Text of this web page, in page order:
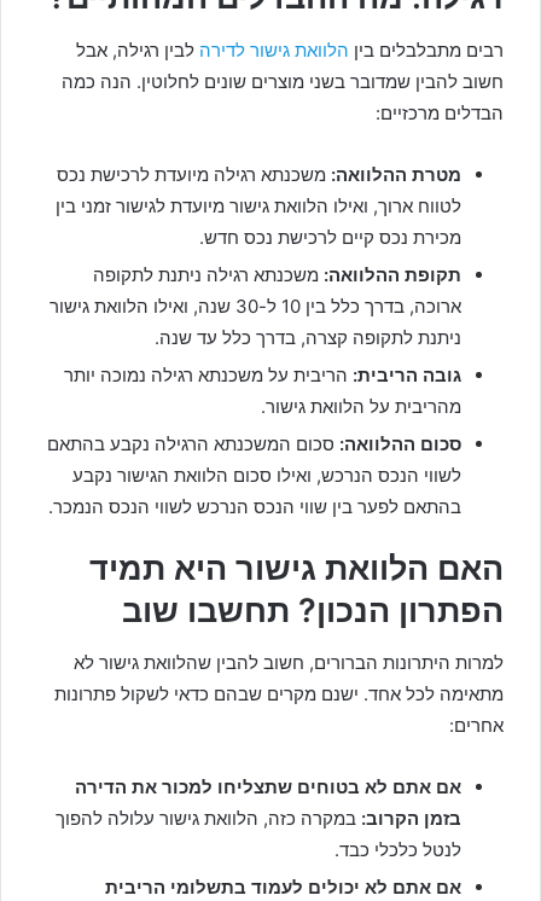
רבים מתבלבלים בין הלוואת גישור לדירה לבין רגילה, אבל
חשוב להבין שמדובר בשני מוצרים שונים לחלוטין. הנה כמה
הבדלים מרכזיים:
מטרת ההלוואה: משכנתא רגילה מיועדת לרכישת נכס
לטווח ארוך, ואילו הלוואת גישור מיועדת לגישור זמני בין
מכירת נכס קיים לרכישת נכס חדש.
תקופת ההלוואה: משכנתא רגילה ניתנת לתקופה
ארוכה, בדרך כלל בין 10 ל-30 שנה, ואילו הלוואת גישור
ניתנת לתקופה קצרה, בדרך כלל עד שנה.
גובה הריבית: הריבית על משכנתא רגילה נמוכה יותר
מהריבית על הלוואת גישור.
סכום ההלוואה: סכום המשכנתא הרגילה נקבע בהתאם
לשווי הנכס הנרכש, ואילו סכום הלוואת הגישור נקבע
בהתאם לפער בין שווי הנכס הנרכש לשווי הנכס הנמכר.
האם הלוואת גישור היא תמיד
הפתרון הנכון? תחשבו שוב
למרות היתרונות הברורים, חשוב להבין שהלוואת גישור לא
מתאימה לכל אחד. ישנם מקרים שבהם כדאי לשקול פתרונות
אחרים:
אם אתם לא בטוחים שתצליחו למכור את הדירה
בזמן הקרוב: במקרה כזה, הלוואת גישור עלולה להפוך
לנטל כלכלי כבד.
אם אתם לא יכולים לעמוד בתשלומי הריבית